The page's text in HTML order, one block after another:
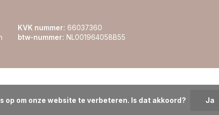
KVK nummer: 66037360
btw-nummer: NL001964058B55
op om onze website te verbeteren. Is dat akkoord?
Ja